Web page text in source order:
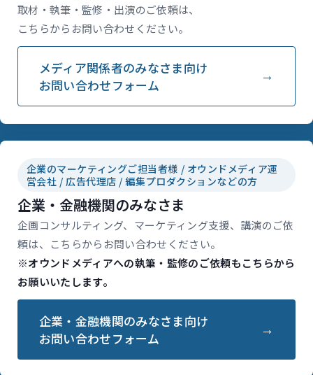
取材・執筆・監修・出演のご依頼は、
こちらからお問い合わせください。
メディア関係者のみなさま向け
お問い合わせフォーム
企業のマーケティングご担当者様 / オウンドメディア運
営会社 / 広告代理店 / 編集プロダクションなどの方
企業・金融機関のみなさま
企画コンサルティング、マーケティング支援、講演のご依
頼は、こちらからお問い合わせください。
※オウンドメディアへの執筆・監修のご依頼もこちらから
お願いいたします。
企業・金融機関のみなさま向け
お問い合わせフォーム